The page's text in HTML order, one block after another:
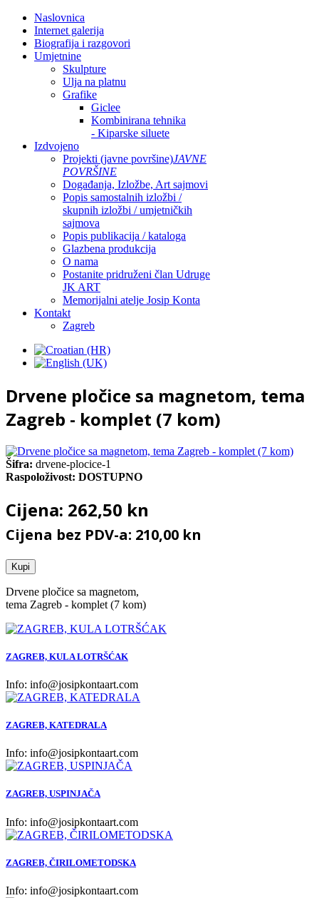
Naslovnica
Internet galerija
Biografija i razgovori
Umjetnine
Skulpture
Ulja na platnu
Grafike
Giclee
Kombinirana tehnika
- Kiparske siluete
Izdvojeno
Projekti (javne površine)JAVNE
POVRŠINE
Događanja, Izložbe, Art sajmovi
Popis samostalnih izložbi /
skupnih izložbi / umjetničkih
sajmova
Popis publikacija / kataloga
Glazbena produkcija
O nama
Postanite pridruženi član Udruge
JK ART
Memorijalni atelje Josip Konta
Kontakt
Zagreb
Drvene pločice sa magnetom, tema
Zagreb - komplet (7 kom)
Šifra: drvene-plocice-1
Raspoloživost: DOSTUPNO
Cijena: 262,50 kn
Cijena bez PDV-a: 210,00 kn
Kupi
Drvene pločice sa magnetom,
tema Zagreb - komplet (7 kom)
ZAGREB, KULA LOTRŠĆAK
Info: info@josipkontaart.com
ZAGREB, KATEDRALA
Info: info@josipkontaart.com
ZAGREB, USPINJAČA
Info: info@josipkontaart.com
ZAGREB, ČIRILOMETODSKA
Info: info@josipkontaart.com